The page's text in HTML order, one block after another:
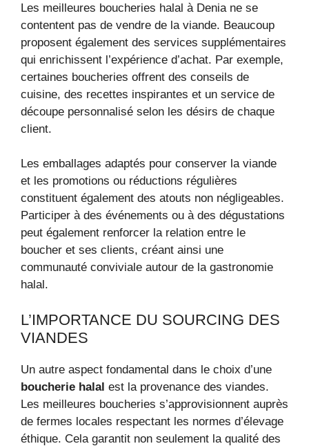
Les meilleures boucheries halal à Denia ne se
contentent pas de vendre de la viande. Beaucoup
proposent également des services supplémentaires
qui enrichissent l’expérience d’achat. Par exemple,
certaines boucheries offrent des conseils de
cuisine, des recettes inspirantes et un service de
découpe personnalisé selon les désirs de chaque
client.
Les emballages adaptés pour conserver la viande
et les promotions ou réductions régulières
constituent également des atouts non négligeables.
Participer à des événements ou à des dégustations
peut également renforcer la relation entre le
boucher et ses clients, créant ainsi une
communauté conviviale autour de la gastronomie
halal.
L’IMPORTANCE DU SOURCING DES
VIANDES
Un autre aspect fondamental dans le choix d’une
boucherie halal est la provenance des viandes.
Les meilleures boucheries s’approvisionnent auprès
de fermes locales respectant les normes d’élevage
éthique. Cela garantit non seulement la qualité des